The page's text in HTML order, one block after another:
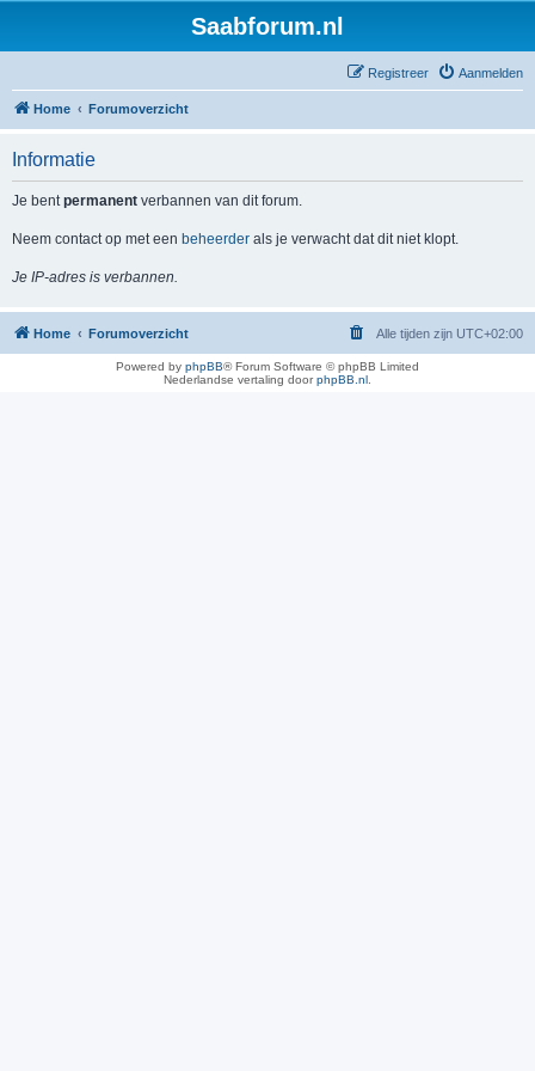
Saabforum.nl
Aanmelden
Registreer
Home Forumoverzicht
Informatie
Je bentpermanent verbannen van dit forum.
Neem contact op met een beheerder als je verwacht dat dit niet klopt.
Je IP-adres is verbannen.
Home Forumoverzicht Alle tijden zijn UTC+02:00
Powered by phpBB® Forum Software © phpBB Limited
Nederlandse vertaling doorphpBB.nl